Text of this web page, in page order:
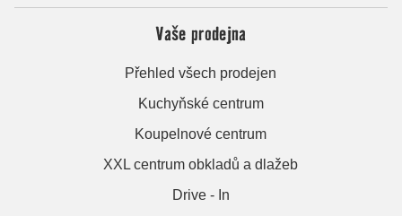
Vaše prodejna
Přehled všech prodejen
Kuchyňské centrum
Koupelnové centrum
XXL centrum obkladů a dlažeb
Drive - In